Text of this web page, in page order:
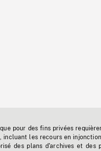
pour des fins privées
incluant les recours en
des plans d'archives et des